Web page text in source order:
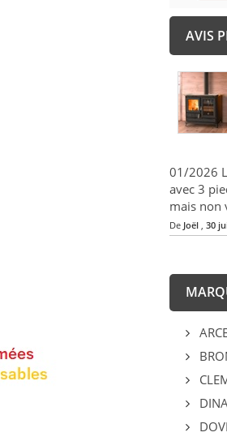
AVIS
01/2026
avec 3
mais non
De Joël, 30